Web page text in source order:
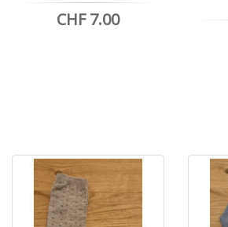
CHF 7.00